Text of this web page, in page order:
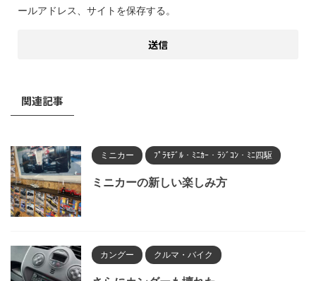
ールアドレス、サイトを保存する。
関連記事
ミニカー ﾌﾟﾗﾓﾃﾞﾙ・ﾐﾆｶｰ・ﾗｼﾞｺﾝ・ﾐﾆ四駆
ミニカーの新しい楽しみ方
カングー クルマ・バイク